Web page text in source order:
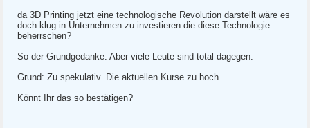
da 3D Printing jetzt eine technologische Revolution darstellt wäre es
doch klug in Unternehmen zu investieren die diese Technologie
beherrschen?
So der Grundgedanke. Aber viele Leute sind total dagegen.
Grund: Zu spekulativ. Die aktuellen Kurse zu hoch.
Könnt Ihr das so bestätigen?